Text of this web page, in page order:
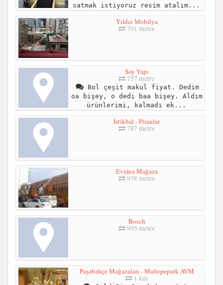
satmak istiyoruz resim atalım...
Yıldız Mobilya
701 metre
Soy Yapı
757 metre
Bol çeşit makul fiyat. Dedim
oa bişey, o dedi baa bişey. Aldım
ürünlerimi, kalmadı ek...
İstikbal - Piranlar
787 metre
Evidea Mağaza
938 metre
Bosch
995 metre
Paşabahçe Mağazaları - Maltepepark AVM
1 km